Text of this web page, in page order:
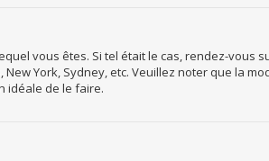
vous êtes. Si tel était le cas, rendez-vous
York, Sydney, etc. Veuillez noter que la
idéale de le faire.